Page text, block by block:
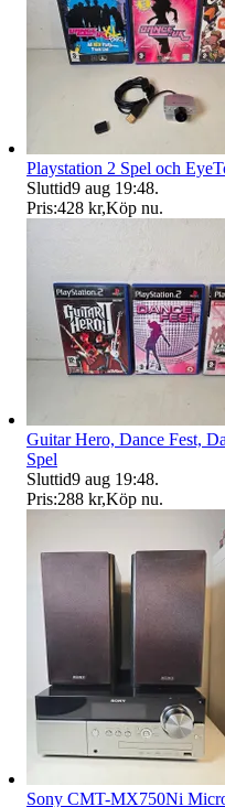
Playstation 2 Spel och
Sluttid9 aug 19:48.
Pris:428 kr,Köp nu.
Guitar Hero, Dance Fest,
Spel
Sluttid9 aug 19:48.
Pris:288 kr,Köp nu.
Sony CMT-MX750Ni